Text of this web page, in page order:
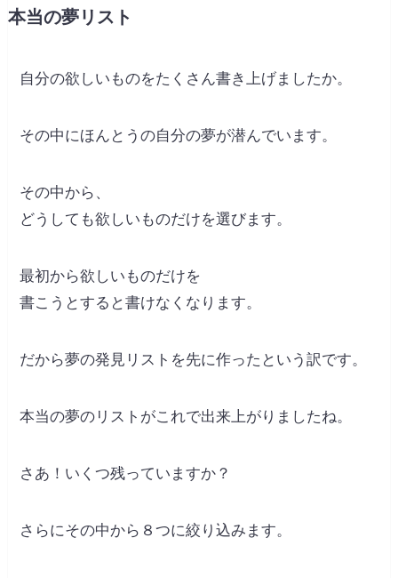
本当の夢リスト
自分の欲しいものをたくさん書き上げましたか。
その中にほんとうの自分の夢が潜んでいます。
その中から、
どうしても欲しいものだけを選びます。
最初から欲しいものだけを
書こうとすると書けなくなります。
だから夢の発見リストを先に作ったという訳です。
本当の夢のリストがこれで出来上がりましたね。
さあ！いくつ残っていますか？
さらにその中から８つに絞り込みます。